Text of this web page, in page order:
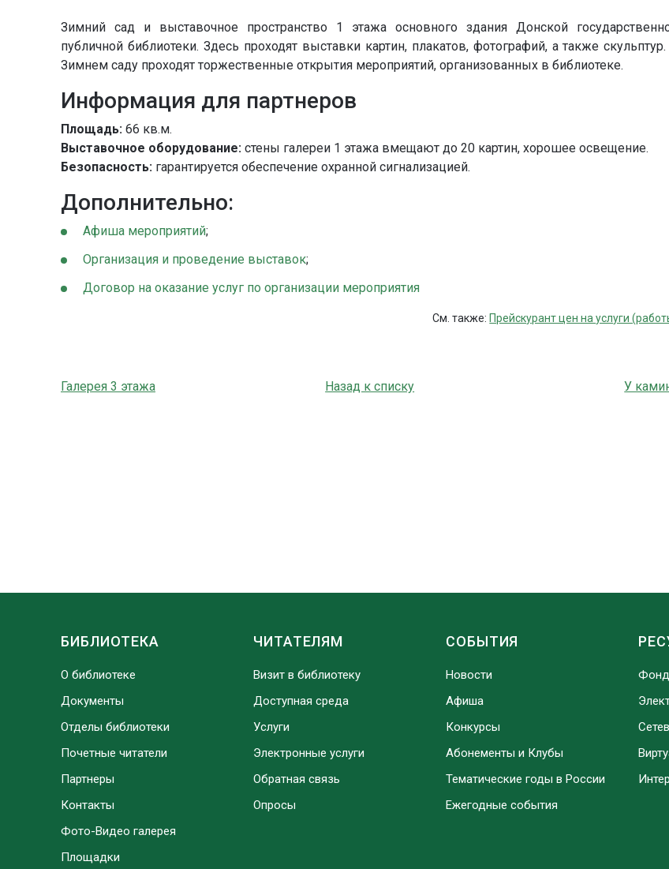
Зимний сад и выставочное пространство 1 этажа основного здания Донской
публичной библиотеки. Здесь проходят выставки картин, плакатов, фотографий, а также
Зимнем саду проходят торжественные открытия мероприятий, организованных в библиотеке.
Информация для партнеров
Площадь: 66 кв.м.
Выставочное оборудование: стены галереи 1 этажа вмещают до 20 картин, хорошее освещение.
Безопасность: гарантируется обеспечение охранной сигнализацией.
Дополнительно:
Афиша мероприятий;
Организация и проведение выставок;
Договор на оказание услуг по организации мероприятия
См. также: Прейскурант цен на услуги
Галерея 3 этажа Назад к списку У
БИБЛИОТЕКА
О библиотеке
Документы
Отделы библиотеки
Почетные читатели
Партнеры
Контакты
Фото-Видео галерея
Площадки
ЧИТАТЕЛЯМ
Визит в библиотеку
Доступная среда
Услуги
Электронные услуги
Обратная связь
Опросы
СОБЫТИЯ
Новости
Афиша
Конкурсы
Абонементы и Клубы
Тематические годы в России
Ежегодные события